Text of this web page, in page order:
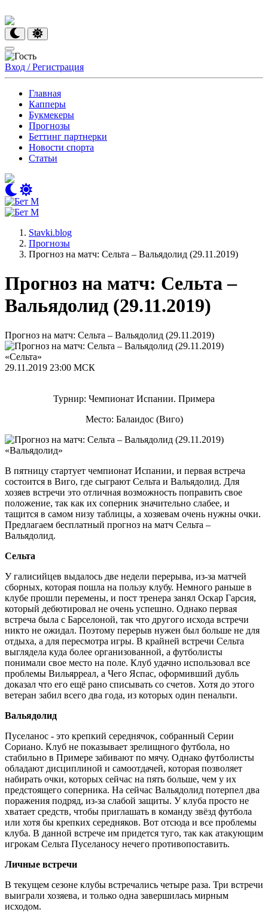
Вход / Регистрация
Главная
Капперы
Букмекеры
Прогнозы
Беттинг партнерки
Новости спорта
Статьи
Stavki.blog
Прогнозы
Прогноз на матч: Сельта – Вальядолид (29.11.2019)
Прогноз на матч: Сельта –
Вальядолид (29.11.2019)
Прогноз на матч: Сельта – Вальядолид (29.11.2019)
«Сельта»
29.11.2019 23:00 МСК
Турнир: Чемпионат Испании. Примера
Место: Балаидос (Виго)
«Вальядолид»
В пятницу стартует чемпионат Испании, и первая встреча
состоится в Виго, где сыграют Сельта и Вальядолид. Для
хозяев встречи это отличная возможность поправить свое
положение, так как их соперник значительно слабее, и
тащится в самом низу таблицы, а хозяевам очень нужны очки.
Предлагаем бесплатный прогноз на матч Сельта –
Вальядолид.
Сельта
У галисийцев выдалось две недели перерыва, из-за матчей
сборных, которая пошла на пользу клубу. Немного раньше в
клубе прошли перемены, и пост тренера занял Оскар Гарсия,
который дебютировал не очень успешно. Однако первая
встреча была с Барселоной, так что другого исхода встречи
никто не ожидал. Поэтому перерыв нужен был больше не для
отдыха, а для пересмотра игры. В крайней встречи Сельта
выглядела куда более организованной, а футболисты
понимали свое место на поле. Клуб удачно использовал все
проблемы Вильярреал, а Чего Яспас, оформивший дубль
доказал что его ещё рано списывать со счетов. Хотя до этого
ветеран забил всего два года, из которых один пенальти.
Вальядолид
Пуселанос - это крепкий середнячок, собранный Серии
Сориано. Клуб не показывает зрелищного футбола, но
стабильно в Примере забивают по мячу. Однако футболисты
обладают дисциплиной и самоотдачей, которая позволяет
набирать очки, которых сейчас на пять больше, чем у их
предстоящего соперника. На сейчас Вальядолид потерпел два
поражения подряд, из-за слабой защиты. У клуба просто не
хватает средств, чтобы приглашать в команду звёзд футбола
или хотя бы крепких середняков. Вот отсюда и все проблемы
клуба. В данной встрече им придется туго, так как атакующим
игрокам Сельта Пуселаносу нечего противопоставить.
Личные встречи
В текущем сезоне клубы встречались четыре раза. Три встречи
выиграли хозяева, и только одна завершилась мирным
исходом.